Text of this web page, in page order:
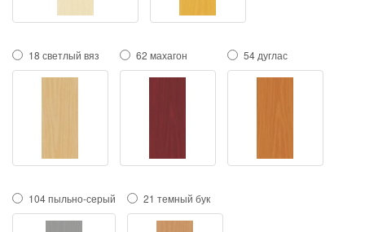
18 светлый вяз 62 махагон 54 дуглас
104 пыльно-серый 21 темный бук